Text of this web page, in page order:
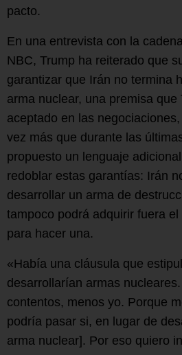
pacto.
En una entrevista con la
NBC, Trump ha reiterado que
garantizar que Irán no termina
arma nuclear, una premisa que
aceptado en las
vez más que durante las
propuesto un lenguaje
redoblar estas garantías: Irán
desarrollar un arma de
tampoco podrá adquirir fuera
para hacer una.
«Había una cláusula que
desarrollarían armas
contentos, menos yo. Porque
podría pasar si, en lugar de
arma nuclear]. Por eso quiero